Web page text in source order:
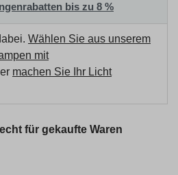
bis zu 8 %
Wählen Sie aus unserem
mit
machen Sie Ihr Licht
für gekaufte Waren